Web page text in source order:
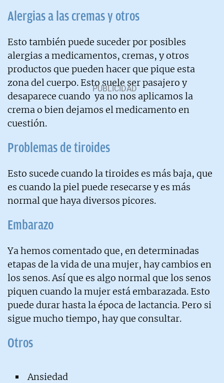
Alergias a las cremas y otros
Esto también puede suceder por posibles
alergias a medicamentos, cremas, y otros
productos que pueden hacer que pique esta
zona del cuerpo. Esto suele ser pasajero y
desaparece cuando ya no nos aplicamos la
crema o bien dejamos el medicamento en
cuestión.
Problemas de tiroides
Esto sucede cuando la tiroides es más baja, que
es cuando la piel puede resecarse y es más
normal que haya diversos picores.
Embarazo
Ya hemos comentado que, en determinadas
etapas de la vida de una mujer, hay cambios en
los senos. Así que es algo normal que los senos
piquen cuando la mujer está embarazada. Esto
puede durar hasta la época de lactancia. Pero si
sigue mucho tiempo, hay que consultar.
Otros
Ansiedad